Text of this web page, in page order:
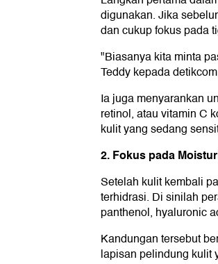
digunakan. Jika
dan cukup fokus pada
"Biasanya kita minta
Teddy kepada
Ia juga menyarankan
retinol, atau vitamin C
kulit yang sedang
2. Fokus pada
Setelah kulit kembali
terhidrasi. Di sinilah
panthenol, hyaluronic
Kandungan tersebut
lapisan pelindung kulit